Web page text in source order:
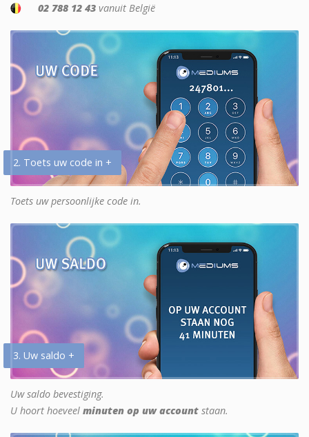
02 788 12 43 vanuit België
2. Toets uw code in +
Toets uw persoonlijke code in.
3. Uw saldo +
Uw saldo bevestiging.
U hoort hoeveel minuten op uw account staan.